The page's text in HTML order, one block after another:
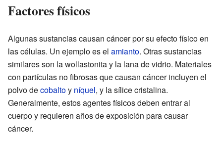
Factores físicos
Algunas sustancias causan cáncer por su efecto físico en
las células. Un ejemplo es el amianto. Otras sustancias
similares son la wollastonita y la lana de vidrio. Materiales
con partículas no fibrosas que causan cáncer incluyen el
polvo decobaltoy níquel, y la sílice cristalina.
Generalmente, estos agentes físicos deben entrar al
cuerpo y requieren años de exposición para causar
cáncer.